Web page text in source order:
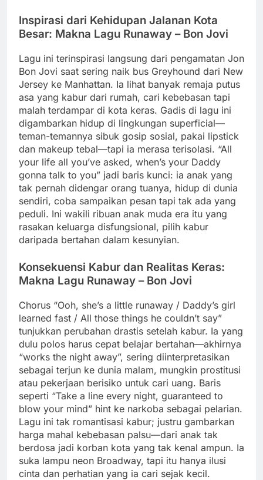
Inspirasi dari Kehidupan Jalanan Kota
Besar: Makna Lagu Runaway – Bon Jovi
Lagu ini terinspirasi langsung dari pengamatan Jon
Bon Jovi saat sering naik bus Greyhound dari New
Jersey ke Manhattan. Ia lihat banyak remaja putus
asa yang kabur dari rumah, cari kebebasan tapi
malah terdampar di kota keras. Gadis di lagu ini
digambarkan hidup di lingkungan superficial—
teman-temannya sibuk gosip sosial, pakai lipstick
dan makeup tebal—tapi ia merasa terisolasi. “All
your life all you’ve asked, when’s your Daddy
gonna talk to you” jadi baris kunci: ia anak yang
tak pernah didengar orang tuanya, hidup di dunia
sendiri, coba sampaikan pesan tapi tak ada yang
peduli. Ini wakili ribuan anak muda era itu yang
rasakan keluarga disfungsional, pilih kabur
daripada bertahan dalam kesunyian.
Konsekuensi Kabur dan Realitas Keras:
Makna Lagu Runaway – Bon Jovi
Chorus “Ooh, she’s a little runaway / Daddy’s girl
learned fast / All those things he couldn’t say”
tunjukkan perubahan drastis setelah kabur. Ia yang
dulu polos harus cepat belajar bertahan—akhirnya
“works the night away”, sering diinterpretasikan
sebagai terjun ke dunia malam, mungkin prostitusi
atau pekerjaan berisiko untuk cari uang. Baris
seperti “Take a line every night, guaranteed to
blow your mind” hint ke narkoba sebagai pelarian.
Lagu ini tak romantisasi kabur; justru gambarkan
harga mahal kebebasan palsu—dari anak tak
berdosa jadi korban kota yang tak kenal ampun. Ia
suka lampu neon Broadway, tapi itu hanya ilusi
cinta dan perhatian yang ia cari sejak kecil.